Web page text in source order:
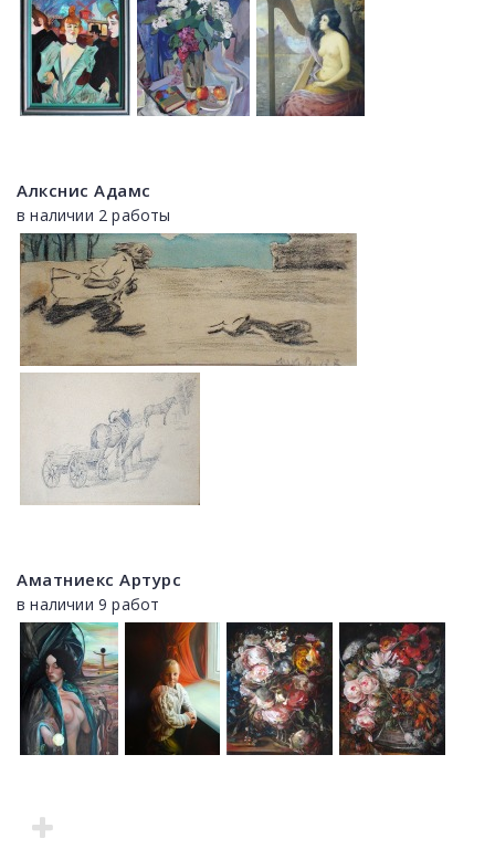
Алкснис Адамс
в наличии 2 работы
Аматниекс Артурс
в наличии 9 работ